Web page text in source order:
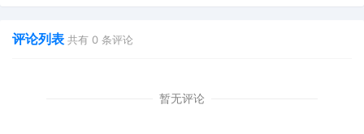
评论列表 共有 0 条评论
暂无评论